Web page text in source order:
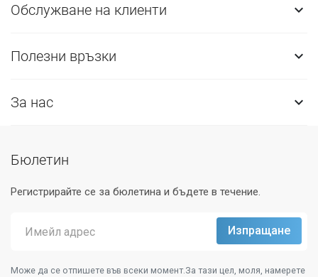
Обслужване на клиенти 
Полезни връзки 
За нас 
Бюлетин
Регистрирайте се за бюлетина и бъдете в течение.
Може да се отпишете във всеки момент.За тази цел, моля, намерете